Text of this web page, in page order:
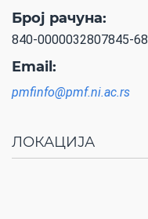
Број рачуна:
840-0000032807845-68
Email:
pmfinfo@pmf.ni.ac.rs
ЛОКАЦИЈА